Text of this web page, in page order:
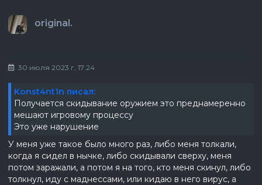
original.
30 июля 2023 г, 17:24
Konst4nt1n писал:
Получается скидывание оружием это преднамеренно
мешают игровому процессу
Это уже нарушение
У меня уже такое было много раз, либо меня толкали,
когда я сидел в нычке, либо скидывали сверху, меня
потом заражали, а потом я на того, кто меня скинул, либо
толкнул, иду с маднессами, или кидаю в него вирус, а